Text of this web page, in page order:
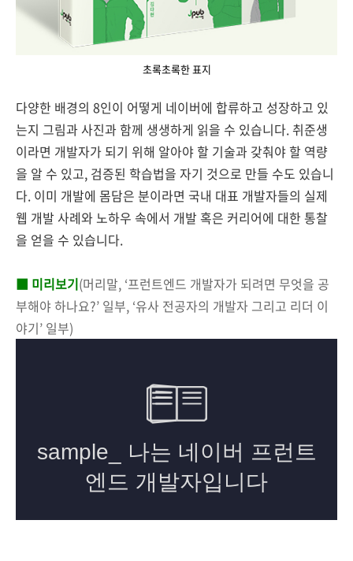
초록초록한 표지
다양한 배경의 8인이 어떻게 네이버에 합류하고 성장하고 있
는지 그림과 사진과 함께 생생하게 읽을 수 있습니다. 취준생
이라면 개발자가 되기 위해 알아야 할 기술과 갖춰야 할 역량
을 알 수 있고, 검증된 학습법을 자기 것으로 만들 수도 있습니
다. 이미 개발에 몸담은 분이라면 국내 대표 개발자들의 실제
웹 개발 사례와 노하우 속에서 개발 혹은 커리어에 대한 통찰
을 얻을 수 있습니다.
■ 미리보기(머리말, ‘프런트엔드 개발자가 되려면 무엇을 공
부해야 하나요?’ 일부, ‘유사 전공자의 개발자 그리고 리더 이
야기’ 일부)